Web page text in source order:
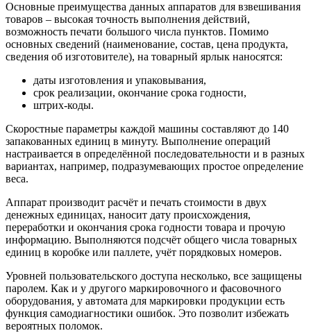
Основные преимущества данных аппаратов для взвешивания
товаров – высокая точность выполнения действий,
возможность печати большого числа пунктов. Помимо
основных сведений (наименование, состав, цена продукта,
сведения об изготовителе), на товарный ярлык наносятся:
даты изготовления и упаковывания,
срок реализации, окончание срока годности,
штрих-коды.
Скоростные параметры каждой машины составляют до 140
запакованных единиц в минуту. Выполнение операций
настраивается в определённой последовательности и в разных
вариантах, например, подразумевающих простое определение
веса.
Аппарат производит расчёт и печать стоимости в двух
денежных единицах, наносит дату происхождения,
переработки и окончания срока годности товара и прочую
информацию. Выполняются подсчёт общего числа товарных
единиц в коробке или паллете, учёт порядковых номеров.
Уровней пользовательского доступа несколько, все защищены
паролем. Как и у другого маркировочного и фасовочного
оборудования, у автомата для маркировки продукции есть
функция самодиагностики ошибок. Это позволит избежать
вероятных поломок.